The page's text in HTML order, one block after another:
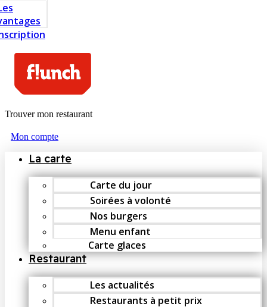
Trouver mon restaurant
Mon compte
La carte
Carte du jour
Soirées à volonté
Nos burgers
Menu enfant
Carte glaces
Restaurant
Les actualités
Restaurants à petit prix